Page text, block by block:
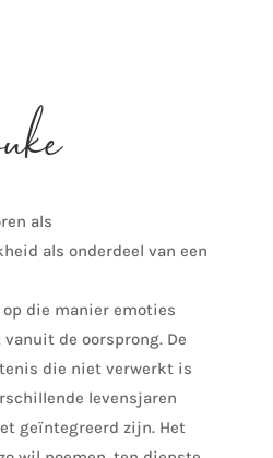
als
als onderdeel van een
die manier emoties
de oorsprong. De
die niet verwerkt is
levensjaren
geïntegreerd zijn. Het